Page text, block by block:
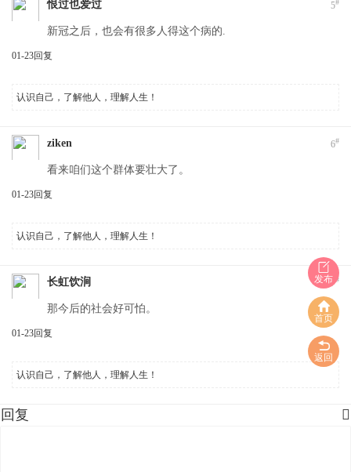
5#
恨过也爱过
新冠之后，也会有很多人得这个病的.
01-23回复
认识自己，了解他人，理解人生！
6#
ziken
看来咱们这个群体要壮大了。
01-23回复
认识自己，了解他人，理解人生！
7#
长虹饮涧
那今后的社会好可怕。
01-23回复
认识自己，了解他人，理解人生！
发布
首页
返回

回复